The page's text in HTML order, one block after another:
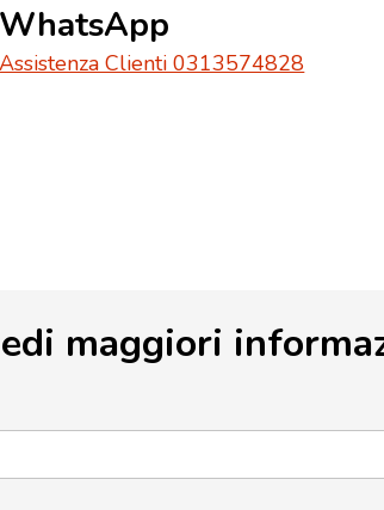
WhatsApp
Assistenza Clienti 0313574828
maggiori